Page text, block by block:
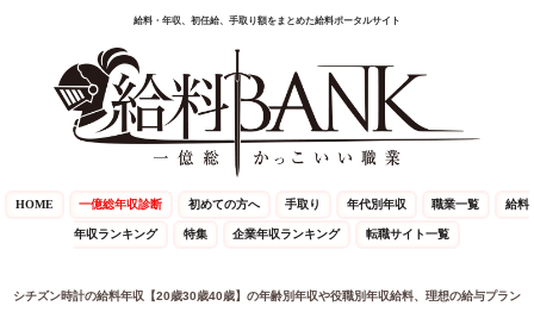
給料・年収、初任給、手取り額をまとめた給料ポータルサイト
HOME 一億総年収診断 初めての方へ 手取り 年代別年収 職業一覧 給料
年収ランキング 特集 企業年収ランキング 転職サイト一覧
シチズン時計の給料年収【20歳30歳40歳】の年齢別年収や役職別年収給料、理想の給与プラン